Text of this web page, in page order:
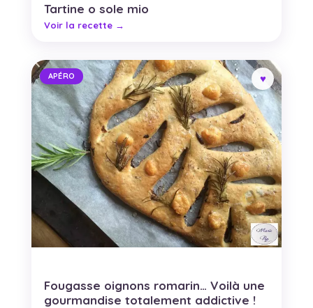
Tartine o sole mio
Fougasse oignons romarin… Voilà une
gourmandise totalement addictive !
APÉRO